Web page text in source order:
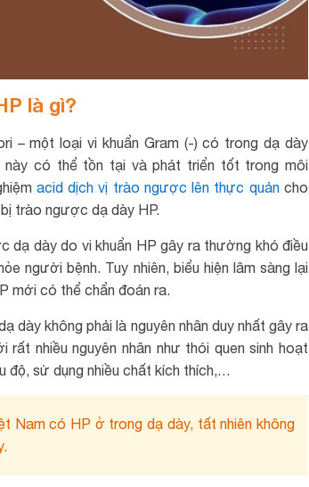
là gì?
– một loại vi khuẩn Gram (-) có trong dạ dày
có thể tồn tại và phát triển tốt trong môi
acid dịch vị trào ngược lên thực quảncho
trào ngược dạ dày HP.
dày do vi khuẩn HP gây ra thường khó điều
người bệnh. Tuy nhiên, biểu hiện lâm sàng lại
mới có thể chẩn đoán ra.
dày không phải là nguyên nhân duy nhất gây ra
nhiều nguyên nhân như thói quen sinh hoạt
độ, sử dụng nhiều chất kích thích,…
Nam có HP ở trong dạ dày, tất nhiên không